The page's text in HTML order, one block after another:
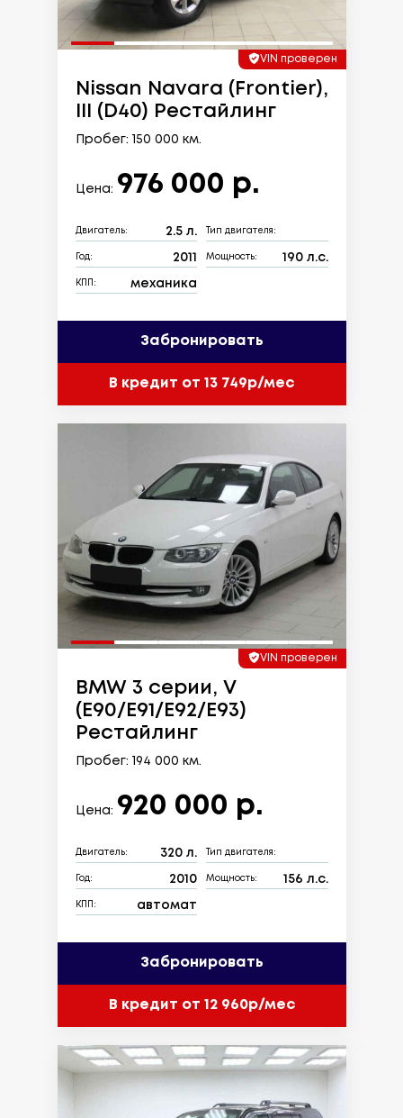
VIN проверен
Nissan Navara (Frontier),
III (D40) Рестайлинг
Пробег: 150 000 км.
Цена: 976 000 р.
Двигатель: 2.5 л. Тип двигателя:
Год: 2011 Мощность: 190 л.с.
КПП: механика
Забронировать
В кредит от 13 749р/мес
VIN проверен
BMW 3 серии, V
(E90/E91/E92/E93)
Рестайлинг
Пробег: 194 000 км.
Цена: 920 000 р.
Двигатель: 320 л. Тип двигателя:
Год: 2010 Мощность: 156 л.с.
КПП: автомат
Забронировать
В кредит от 12 960р/мес